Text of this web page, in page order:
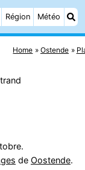
Région Météo
Home Ostende
de Oostende.